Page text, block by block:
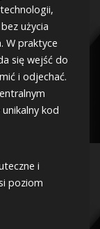
użycia
W praktyce
się wejść do
i odjechać.
kod
i
poziom